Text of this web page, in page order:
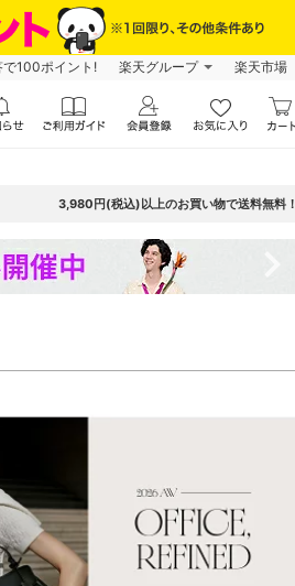
100ポイント! 楽天グループ 楽天市場
3,980円(税込)以上のお買い物で送料無料！